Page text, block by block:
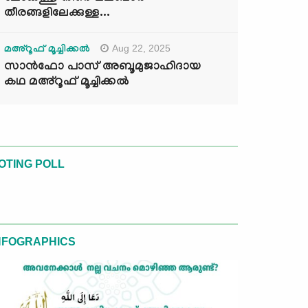
തീരങ്ങളിലേക്കുള്ള...
മഅ്റൂഫ് മൂച്ചിക്കല്‍ Aug 22, 2025
സാൻഫോ പാസ് അബൂമുജാഹിദായ
കഥ മഅ്റൂഫ് മൂച്ചിക്കല്‍
POLL